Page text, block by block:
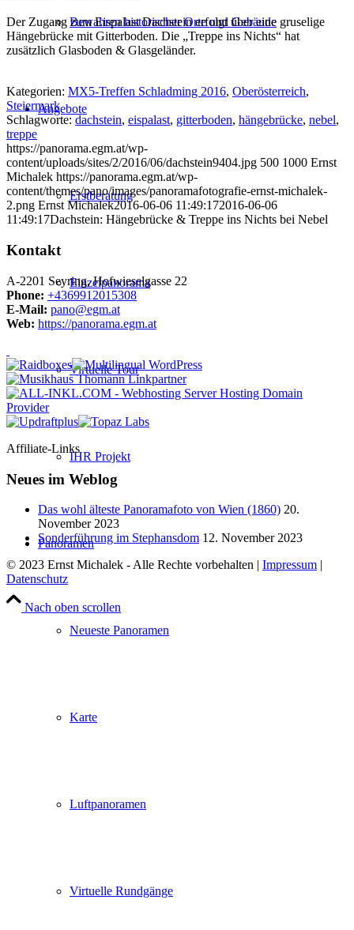
Bewahren historischer Orte und Gebäude
Angebote
Erstberatung
Einzelpanorama
Virtuelle Tour
IHR Projekt
Panoramen
Neueste Panoramen
Karte
Luftpanoramen
Virtuelle Rundgänge
Der Zugang zum Eispalast Dachstein erfolgt über eine gruselige
Hängebrücke mit Gitterboden. Die „Treppe ins Nichts“ hat
zusätzlich Glasboden & Glasgeländer.
Kategorien: MX5-Treffen Schladming 2016, Oberösterreich,
Steiermark
Schlagworte: dachstein, eispalast, gitterboden, hängebrücke, nebel,
treppe
https://panorama.egm.at/wp-
content/uploads/sites/2/2016/06/dachstein9404.jpg 500 1000 Ernst
Michalek https://panorama.egm.at/wp-
content/themes/pano/images/panoramafotografie-ernst-michalek-
2.png Ernst Michalek2016-06-06 11:49:172016-06-06
11:49:17Dachstein: Hängebrücke & Treppe ins Nichts bei Nebel
Kontakt
A-2201 Seyring, Hofwieselgasse 22
Phone: +4369912015308
E-Mail: pano@egm.at
Web: https://panorama.egm.at
Affiliate-Links
Neues im Weblog
Das wohl älteste Panoramafoto von Wien (1860) 20.
November 2023
Sonderführung im Stephansdom 12. November 2023
© 2023 Ernst Michalek - Alle Rechte vorbehalten | Impressum |
Datenschutz
Nach oben scrollen